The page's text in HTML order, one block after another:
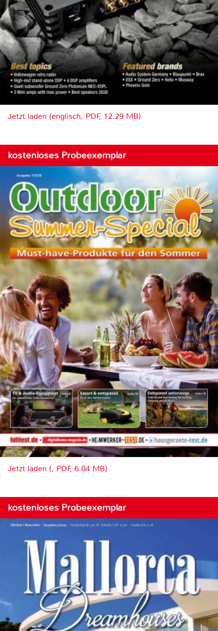
Jetzt laden (englisch, PDF, 12.29 MB)
kostenloses Probeexemplar
Jetzt laden (, PDF, 6.04 MB)
kostenloses Probeexemplar